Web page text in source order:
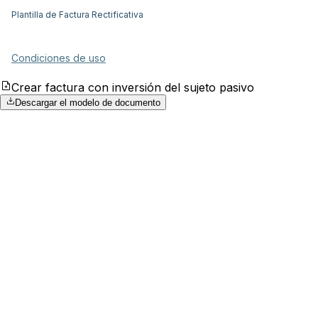
Plantilla de Factura Rectificativa
Condiciones de uso
Crear factura con inversión del sujeto pasivo
Descargar el modelo de documento